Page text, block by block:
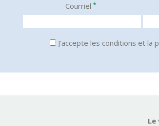
Courriel *
J'accepte les conditions et la
Le